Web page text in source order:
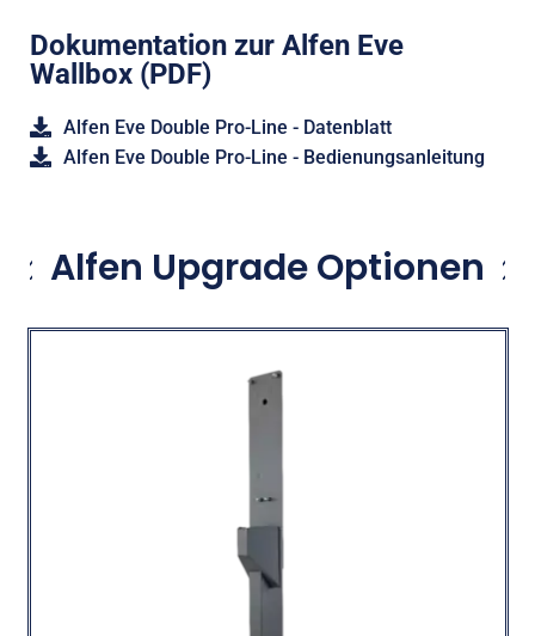
Dokumentation zur Alfen Eve
Wallbox (PDF)
Alfen Eve Double Pro-Line - Datenblatt
Alfen Eve Double Pro-Line - Bedienungsanleitung
Alfen Upgrade Optionen